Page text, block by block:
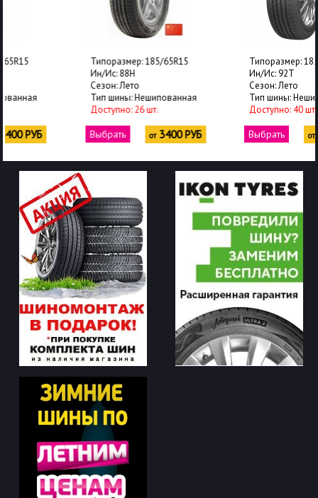
Типоразмер: 185/65R15
Тип шины: Нешипованная
Выбрать 3400 РУБ
Типоразмер: 185/65R15
Тип шины: Нешипованная
Доступно: 40 шт.
Выбрать 3450 РУБ